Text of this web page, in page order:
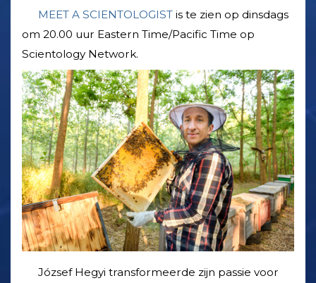
MEET A SCIENTOLOGIST is te zien op dinsdags
om 20.00 uur Eastern Time/­Pacific Time op
Scientology Network.
József Hegyi transformeerde zijn passie voor